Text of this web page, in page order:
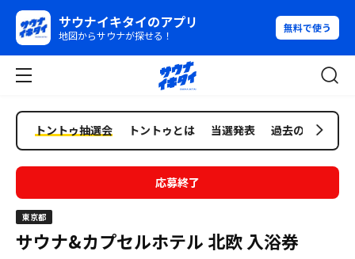
サウナイキタイのアプリ
地図からサウナが探せる！
無料で使う
トントゥ抽選会 トントゥとは 当選発表 過去の抽選会
応募終了
東京都
サウナ&カプセルホテル 北欧 入浴券